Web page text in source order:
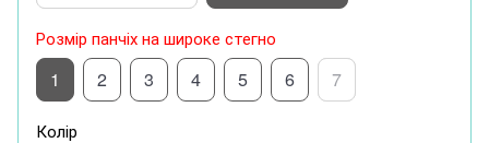
Розмір панчіх на широке стегно
1 2 3 4 5 6 7
Колір